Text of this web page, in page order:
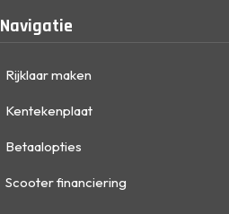
Navigatie
Rijklaar maken
Kentekenplaat
Betaalopties
Scooter financiering